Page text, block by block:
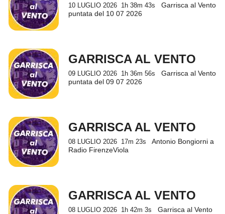
10 LUGLIO 2026 1h 38m 43s
Garrisca al Vento
puntata del 10 07 2026
GARRISCA AL VENTO
09 LUGLIO 2026 1h 36m 56s
Garrisca al Vento
puntata del 09 07 2026
GARRISCA AL VENTO
08 LUGLIO 2026 17m 23s
Antonio Bongiorni a
Radio FirenzeViola
GARRISCA AL VENTO
08 LUGLIO 2026 1h 42m 3s
Garrisca al Vento